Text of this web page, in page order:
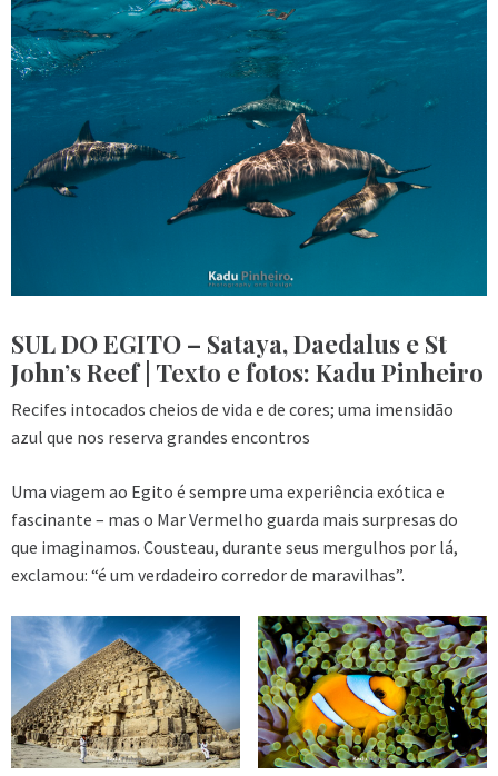
SUL DO EGITO – Sataya, Daedalus e St
John’s Reef | Texto e fotos: Kadu Pinheiro
Recifes intocados cheios de vida e de cores; uma imensidão
azul que nos reserva grandes encontros
Uma viagem ao Egito é sempre uma experiência exótica e
fascinante – mas o Mar Vermelho guarda mais surpresas do
que imaginamos. Cousteau, durante seus mergulhos por lá,
exclamou: “é um verdadeiro corredor de maravilhas”.